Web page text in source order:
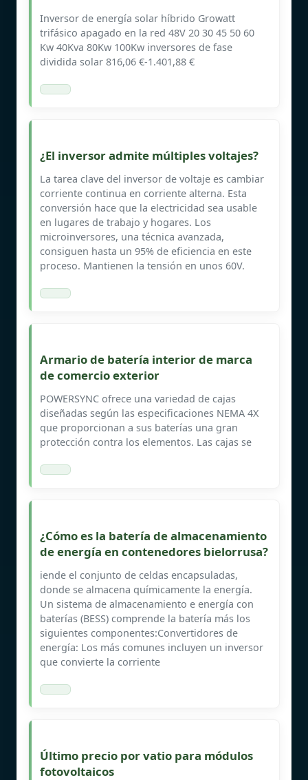
Inversor de energía solar híbrido Growatt
trifásico apagado en la red 48V 20 30 45 50 60
Kw 40Kva 80Kw 100Kw inversores de fase
dividida solar 816,06 €-1.401,88 €
¿El inversor admite múltiples voltajes?
La tarea clave del inversor de voltaje es cambiar
corriente continua en corriente alterna. Esta
conversión hace que la electricidad sea usable
en lugares de trabajo y hogares. Los
microinversores, una técnica avanzada,
consiguen hasta un 95% de eficiencia en este
proceso. Mantienen la tensión en unos 60V.
Armario de batería interior de marca
de comercio exterior
POWERSYNC ofrece una variedad de cajas
diseñadas según las especificaciones NEMA 4X
que proporcionan a sus baterías una gran
protección contra los elementos. Las cajas se
¿Cómo es la batería de almacenamiento
de energía en contenedores bielorrusa?
iende el conjunto de celdas encapsuladas,
donde se almacena químicamente la energía.
Un sistema de almacenamiento e energía con
baterías (BESS) comprende la batería más los
siguientes componentes:Convertidores de
energía: Los más comunes incluyen un inversor
que convierte la corriente
Último precio por vatio para módulos
fotovoltaicos